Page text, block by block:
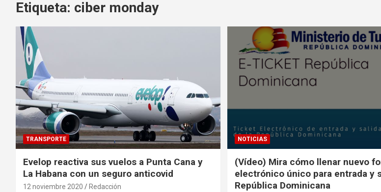
Etiqueta: ciber monday
TRANSPORTE
Evelop reactiva sus vuelos a Punta Cana y
La Habana con un seguro anticovid
12 noviembre 2020 Redacción
NOTICIAS
(Vídeo) Mira cómo llenar nuevo
electrónico único para entrada y
República Dominicana